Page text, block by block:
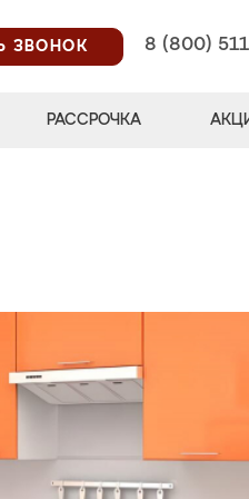
ЗВОНОК
8 (800)
РАССРОЧКА